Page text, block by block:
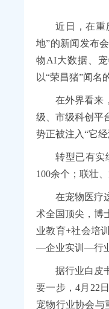
近日，在重
地”的新闻发布
物AI大数据、
以“荣昌猪”闻名
在外界看来
级、市级科创平
势正被注入“它
转型已有实
100余个；联壮
在宠物医疗
术全国顶尖，博
业教育+社会培
—企业实训—行
据行业白皮
要一步，4月22
宠物行业协会与